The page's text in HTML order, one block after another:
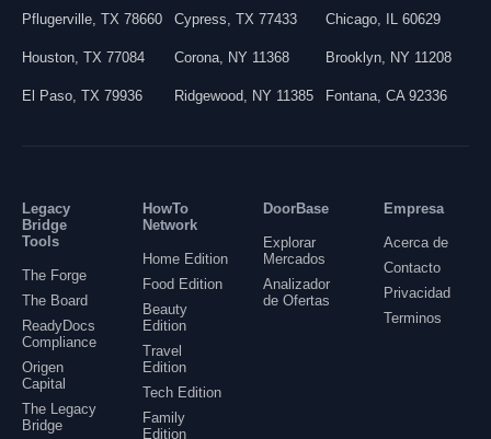
Pflugerville TX 78660 Cypress TX 77433 Chicago IL 60629
Houston TX 77084 Corona, NY 11368 Brooklyn NY 11208
El Paso TX 79936 Ridgewood, NY 11385 Fontana ,CA 92336
Legacy
Bridge
Tools
The Forge
The Board
ReadyDocs
Compliance
Origen
Capital
The Legacy
Bridge
HowTo
Network
Home Edition
Food Edition
Beauty
Edition
Travel
Edition
Tech Edition
Family
Edition
DoorBase
Explorar
Mercados
Analizador
de Ofertas
Empresa
Acerca de
Contacto
Privacidad
Terminos